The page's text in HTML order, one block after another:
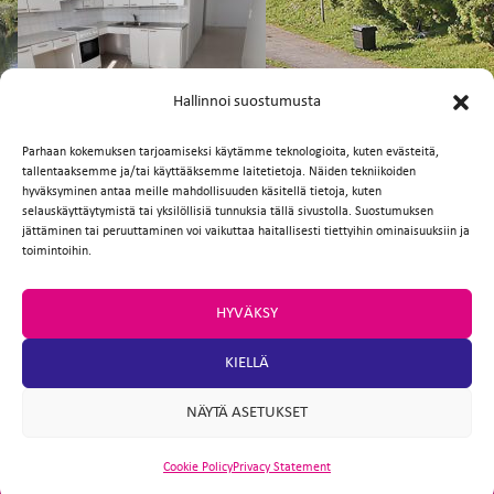
Hallinnoi suostumusta
Parhaan kokemuksen tarjoamiseksi käytämme teknologioita, kuten evästeitä,
tallentaaksemme ja/tai käyttääksemme laitetietoja. Näiden tekniikoiden
hyväksyminen antaa meille mahdollisuuden käsitellä tietoja, kuten
selauskäyttäytymistä tai yksilöllisiä tunnuksia tällä sivustolla. Suostumuksen
jättäminen tai peruuttaminen voi vaikuttaa haitallisesti tiettyihin ominaisuuksiin ja
toimintoihin.
HYVÄKSY
KIELLÄ
NÄYTÄ ASETUKSET
Cookie PolicyPrivacy Statement
FI
FacebookTwitter